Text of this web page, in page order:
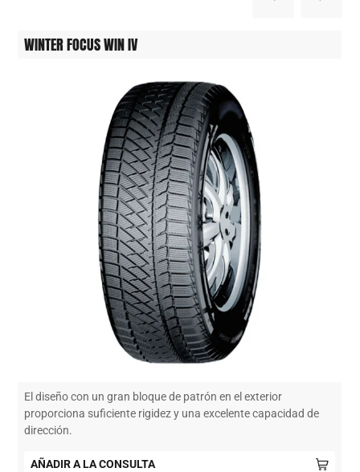
WINTER FOCUS WIN IV
El diseño con un gran bloque de patrón en el exterior
proporciona suficiente rigidez y una excelente capacidad de
dirección.
AÑADIR A LA CONSULTA